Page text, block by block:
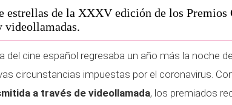
estrellas de la XXXV edición de los Premios
videollamadas.
del cine español regresaba un año más la noche
circunstancias impuestas por el coronavirus.
a través de videollamada, los premiados